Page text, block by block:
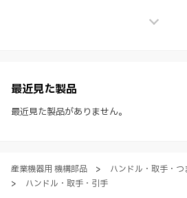
社製品の使用ご検討、又は販売促進目的の
※ 本WEBサイト製品情報のご利用にあた
約、プライバシーポリシー、製品情報ガイ
最近見た製品
最近見た製品がありません。
産業機器用 機構部品 >
ハンドル・取手・つ
>
ハンドル・取手・引手